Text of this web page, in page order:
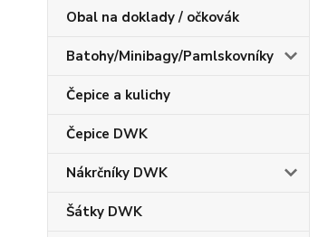
Obal na doklady / očkovák
Batohy/Minibagy/Pamlskovníky
Čepice a kulichy
Čepice DWK
Nákrčníky DWK
Šátky DWK